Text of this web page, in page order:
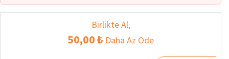
Birlikte Al,
50,00 ₺ Daha Az Öde